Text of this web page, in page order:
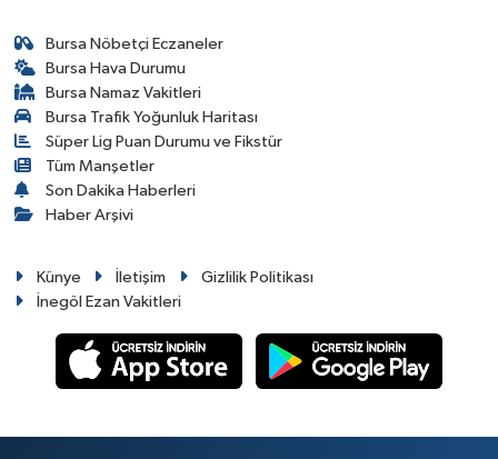
Bursa Nöbetçi Eczaneler
Bursa Hava Durumu
Bursa Namaz Vakitleri
Bursa Trafik Yoğunluk Haritası
Süper Lig Puan Durumu ve Fikstür
Tüm Manşetler
Son Dakika Haberleri
Haber Arşivi
Künye İletişim
Gizlilik Politikası
İnegöl Ezan Vakitleri